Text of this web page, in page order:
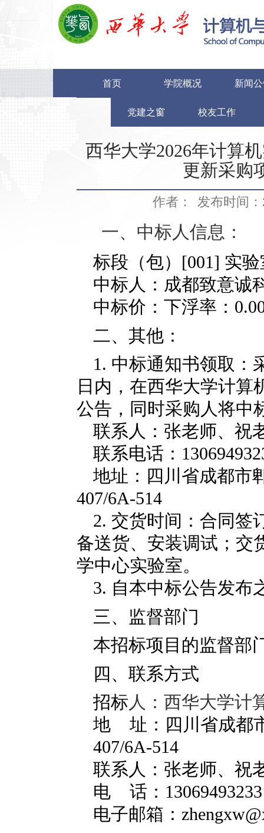
首页 学院概况 新闻
党建之窗 校友工作
西华大学2026年计算
更新采购
作者： 发布时间
一、中标人信息：
标段（包） [001] 实
中标人：成都致意
中标价：下浮率：
二、其他：
1. 中标通知书领取：
日内，在西华大学计算
公告，同时采购人将中
联系人：张老师、祝
联系电话：
地址：四川省成都市
407/6A-514
2. 交货时间：合同签
备送货、安装调试；交
学中心实验室。
3. 自本中标公告发布
三、监督部门
本招标项目的监督部
四、联系方式
招标人：西华大学计
地 址：四川省成都
407/6A-514
联系人：张老师、祝
电 话： 13069493233
电子邮箱：